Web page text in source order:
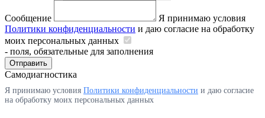
Сообщение
Я принимаю условия
Политики конфиденциальности и даю согласие на обработку
моих персональных данных
- поля, обязательные для заполнения
Отправить
Самодиагностика
Я принимаю условия Политики конфиденциальности и даю согласие
на обработку моих персональных данных